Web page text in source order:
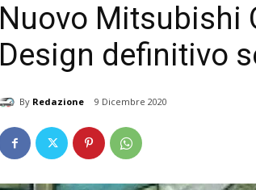
Nuovo Mitsubishi
Design definitivo
By Redazione 9 Dicembre 2020